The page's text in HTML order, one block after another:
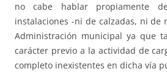
no cabe hablar propiamente
instalaciones -ni de calzadas, ni
Administración municipal ya que
carácter previo a la actividad de
completo inexistentes en dicha vía